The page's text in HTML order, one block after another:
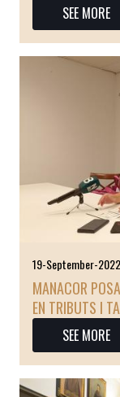
SEE MORE
19-September-2022
MANACOR
EN TRIBUTS I
SEE MORE